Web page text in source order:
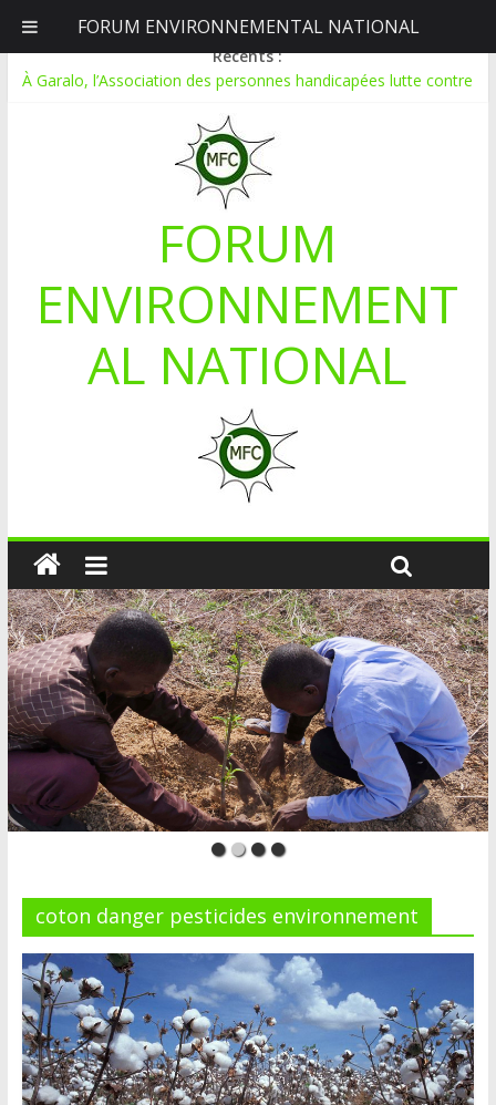
lundi, août 10, 2026
Récents :
À Garalo, l’Association des personnes handicapées lutte contre
APPEL A CANDIDATURE POUR UN STAGE EN
Le blogging au service de l’écologie : Benbere montre la voie
Inondations : le Mali déclare l’état de catastrophe nationale
Mali-Folkecenter Nyetaa initie 20 jeunes à la protection de
FORUM
ENVIRONNEMENT
AL NATIONAL
coton danger pesticides environnement
FORUM ENVIRONNEMENTAL NATIONAL